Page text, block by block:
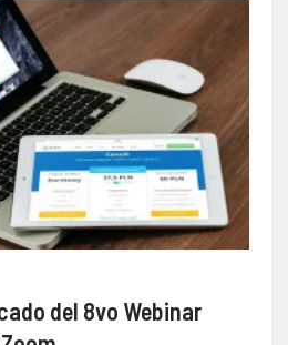
del 8vo Webinar